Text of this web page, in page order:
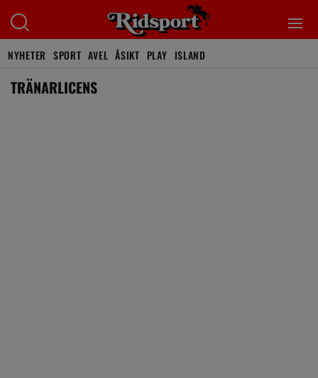
NYHETER SPORT AVEL ÅSIKT PLAY ISLAND
TRÄNARLICENS